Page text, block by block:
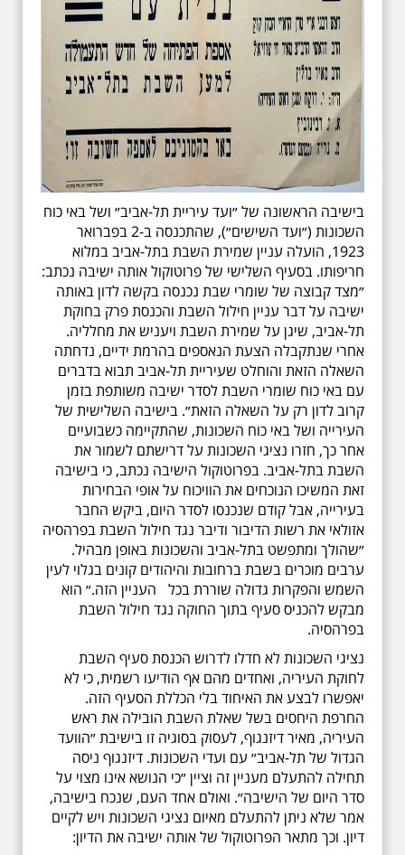
בישיבה הראשונה של ״ועד עיריית תל-אביב״ ושל באי כוח
השכונות (״ועד השישים״), שהתכנסה ב-2 בפברואר
1923, הועלה עניין שמירת השבת בתל-אביב במלוא
חריפותו. בסעיף השלישי של פרוטוקול אותה ישיבה נכתב:
״מצד קבוצה של שומרי שבת נכנסה בקשה לדון באותה
ישיבה על דבר עניין חילול השבת והכנסת פרק בחוקת
תל-אביב, שיגן על שמירת השבת ויעניש את מחלליה.
אחרי שנתקבלה הצעת הנאספים בהרמת ידיים, נדחתה
השאלה הזאת והוחלט שעיריית תל-אביב תבוא בדברים
עם באי כוח שומרי השבת לסדר ישיבה משותפת בזמן
קרוב לדון רק על השאלה הזאת״. בישיבה השלישית של
העירייה ושל באי כוח השכונות, שהתקיימה כשבועיים
אחר כך, חזרו נציגי השכונות על דרישתם לשמור את
השבת בתל-אביב. בפרוטוקול הישיבה נכתב, כי בישיבה
זאת המשיכו הנוכחים את הוויכוח על אופי הבחירות
בעירייה, אבל קודם שנכנסו לסדר היום, ביקש החבר
אזולאי את רשות הדיבור ודיבר נגד חילול השבת בפרהסיה
״שהולך ומתפשט בתל-אביב והשכונות באופן מבהיל.
ערבים מוכרים בשבת ברחובות והיהודים קונים בגלוי לעין
השמש והפקרות גדולה שוררת בכל העניין הזה.״ הוא
מבקש להכניס סעיף בתוך החוקה נגד חילול השבת
בפרהסיה.
נציגי השכונות לא חדלו לדרוש הכנסת סעיף השבת
לחוקת העיריה, ואחדים מהם אף הודיעו רשמית, כי לא
יאפשרו לבצע את האיחוד בלי הכללת הסעיף הזה.
החרפת היחסים בשל שאלת השבת הובילה את ראש
העיריה, מאיר דיזנגוף, לעסוק בסוגיה זו בישיבת ״הוועד
הגדול של תל-אביב״ עם ועדי השכונות. דיזנגוף ניסה
תחילה להתעלם מעניין זה וציין ״כי הנושא אינו מצוי על
סדר היום של הישיבה״. ואולם אחד העם, שנכח בישיבה,
אמר שלא ניתן להתעלם מאיום נציגי השכונות ויש לקיים
דיון. וכך מתאר הפרוטוקול של אותה ישיבה את הדיון: